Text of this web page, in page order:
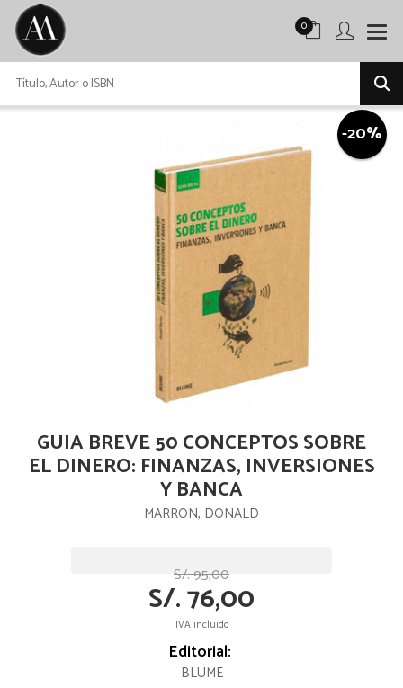
0
-20%
GUIA BREVE 50 CONCEPTOS SOBRE
EL DINERO: FINANZAS, INVERSIONES
Y BANCA
MARRON, DONALD
S/. 95,00
S/. 76,00
IVA incluido
Editorial:
BLUME